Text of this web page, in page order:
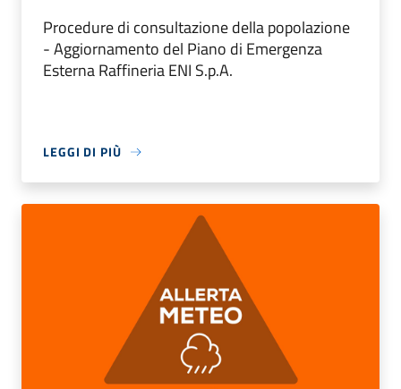
Procedure di consultazione della popolazione
- Aggiornamento del Piano di Emergenza
Esterna Raffineria ENI S.p.A.
LEGGI DI PIÙ